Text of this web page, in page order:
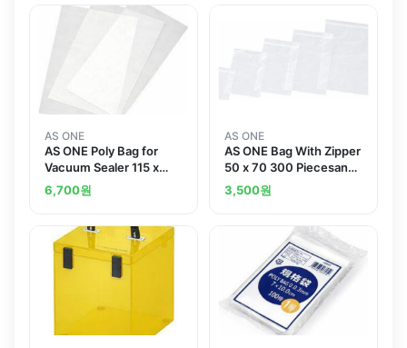
AS ONE
AS ONE Poly Bag for
Vacuum Sealer 115 x
200and others
6,700원
AS ONE
AS ONE Bag With Zipper
50 x 70 300 Piecesand
others
3,500원